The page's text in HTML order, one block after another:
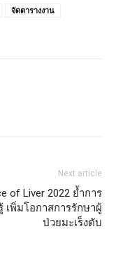
จัดตารางงาน
Next article
of Liver 2022 ย้ำการ
เพิ่มโอกาสการรักษาผู้
ป่วยมะเร็งตับ